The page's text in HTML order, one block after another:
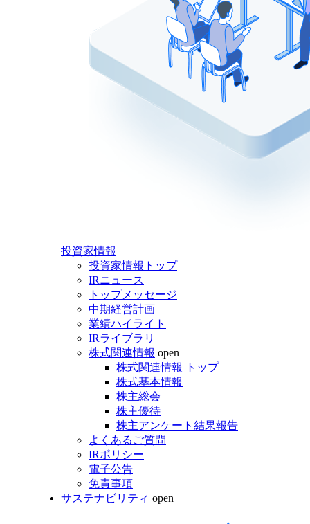
投資家情報
投資家情報トップ
IRニュース
トップメッセージ
中期経営計画
業績ハイライト
IRライブラリ
株式関連情報 open
株式関連情報 トップ
株式基本情報
株主総会
株主優待
株主アンケート結果報告
よくあるご質問
IRポリシー
電子公告
免責事項
サステナビリティ open